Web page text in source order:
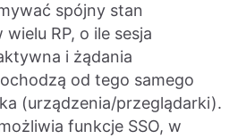
spójny stan
RP, o ile sesja
i żądania
od tego samego
(urządzenia/przeglądarki).
funkcje SSO, w